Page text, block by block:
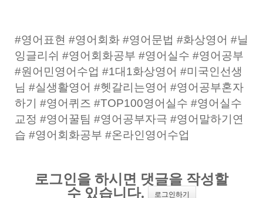
#영어표현 #영어회화 #영어문법 #화상영어 #닐
잉글리쉬 #영어회화공부 #영어실수 #영어공부
#원어민영어수업 #1대1화상영어 #미국인선생
님 #실생활영어 #헷갈리는영어 #영어공부혼자
하기 #영어퀴즈 #TOP100영어실수 #영어실수
교정 #영어꿀팀 #영어공부자극 #영어말하기연
습 #영어회화공부 #온라인영어수업